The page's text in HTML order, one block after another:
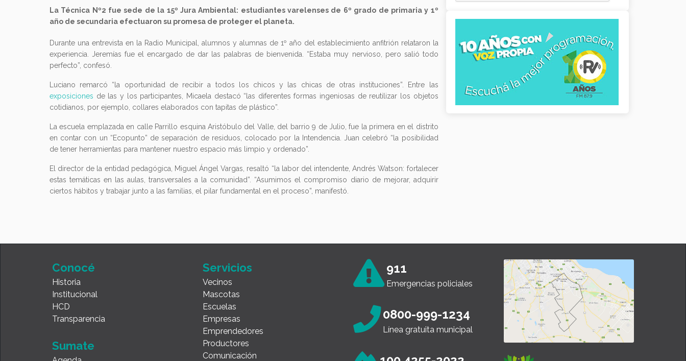
La Técnica Nº2 fue sede de la 15º Jura Ambiental: estudiantes varelenses de 6º grado de primaria y 1º
año de secundaria efectuaron su promesa de proteger el planeta.
Durante una entrevista en la Radio Municipal, alumnos y alumnas de 1º año del establecimiento anfitrión relataron la
experiencia. Jeremías fue el encargado de dar las palabras de bienvenida. “Estaba muy nervioso, pero salió todo
perfecto”, confesó.
Luciano remarcó “la oportunidad de recibir a todos los chicos y las chicas de otras instituciones”. Entre las
exposiciones de las y los participantes, Micaela destacó “las diferentes formas ingeniosas de reutilizar los objetos
cotidianos, por ejemplo, collares elaborados con tapitas de plástico”.
La escuela emplazada en calle Parrillo esquina Aristóbulo del Valle, del barrio 9 de Julio, fue la primera en el distrito
en contar con un “Ecopunto” de separación de residuos, colocado por la Intendencia. Juan celebró “la posibilidad
de tener herramientas para mantener nuestro espacio más limpio y ordenado”.
El director de la entidad pedagógica, Miguel Ángel Vargas, resaltó “la labor del intendente, Andrés Watson: fortalecer
estas temáticas en las aulas, transversales a la comunidad”. “Asumimos el compromiso diario de mejorar, adquirir
ciertos hábitos y trabajar junto a las familias, el pilar fundamental en el proceso”, manifestó.
Conocé
Historia
Institucional
HCD
Transparencia
Sumate
Servicios
Vecinos
Mascotas
Escuelas
Empresas
Emprendedores
Productores
Comunicación
911
Emergencias policiales
0800-999-1234
Línea gratuita municipal